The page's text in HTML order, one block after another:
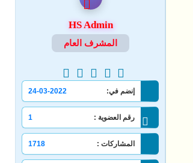
HS Admin
المشرف العام
إنضم في: 24-03-2022
رقم العضوية : 1
المشاركات : 1718